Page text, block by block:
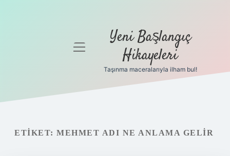
Gizlilik
Yasal Uyarı
menüyü
Yeni Başlangıç
Hikayeleri
Taşınma maceralarıyla ilham bul!
ETIKET: MEHMET ADI NE ANLAMA GELIR